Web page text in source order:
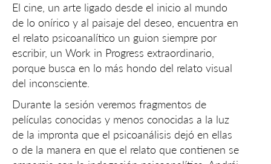
El cine, un arte ligado desde el inicio al mundo
de lo onírico y al paisaje del deseo, encuentra en
el relato psicoanalítico un guion siempre por
escribir, un Work in Progress extraordinario,
porque busca en lo más hondo del relato visual
del inconsciente.
Durante la sesión veremos fragmentos de
películas conocidas y menos conocidas a la luz
de la impronta que el psicoanálisis dejó en ellas
o de la manera en que el relato que contienen se